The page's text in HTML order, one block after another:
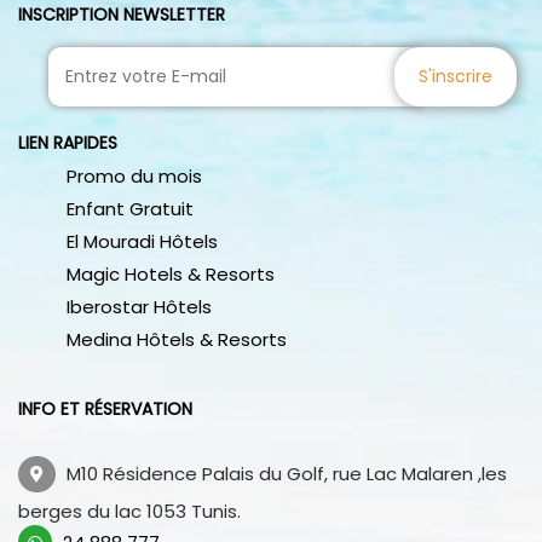
INSCRIPTION NEWSLETTER
S'inscrire
LIEN RAPIDES
Promo du mois
Enfant Gratuit
El Mouradi Hôtels
Magic Hotels & Resorts
Iberostar Hôtels
Medina Hôtels & Resorts
INFO ET RÉSERVATION
M10 Résidence Palais du Golf, rue Lac Malaren ,les
berges du lac 1053 Tunis.